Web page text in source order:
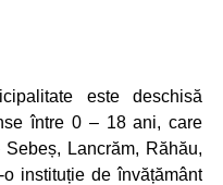
este deschisă
între 0 – 18 ani, care
Lancrăm, Răhău,
instituție de învățământ